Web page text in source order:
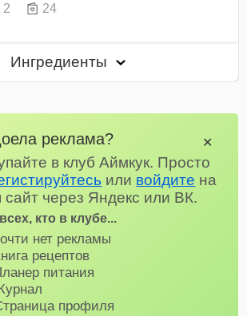
2 24
Ингредиенты
реклама?
в клуб Аймкук. Просто
или войдите на
через Яндекс или ВК.
кто в клубе...
нет рекламы
рецептов
питания
профиля
✕